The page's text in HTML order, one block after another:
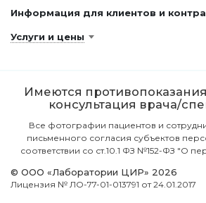
Информация для клиентов и
Услуги и цены
Имеются
консультация врача/
Все фотографии пациентов и
письменного согласия субъектов
соответствии со ст.10.1 ФЗ №152-ФЗ "О
© ООО «Лаборатории ЦИР» 2026
Лицензия № ЛО-77-01-013791 от 24.01.2017